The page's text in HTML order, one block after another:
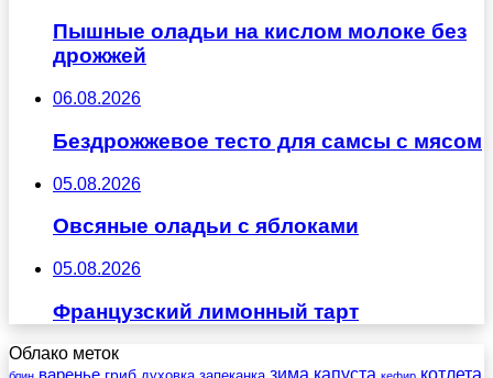
Пышные оладьи на кислом молоке без
дрожжей
06.08.2026
Бездрожжевое тесто для самсы с мясом
05.08.2026
Овсяные оладьи с яблоками
05.08.2026
Французский лимонный тарт
Облако меток